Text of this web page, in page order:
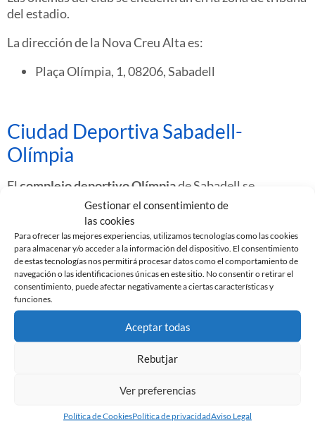
Gestionar el consentimiento de
las cookies
Para ofrecer las mejores experiencias, utilizamos tecnologías como las cookies
para almacenar y/o acceder a la información del dispositivo. El consentimiento
de estas tecnologías nos permitirá procesar datos como el comportamiento de
navegación o las identificaciones únicas en este sitio. No consentir o retirar el
consentimiento, puede afectar negativamente a ciertas características y
funciones.
Aceptar todas
Rebutjar
Ver preferencias
Política de CookiesPolítica de privacidadAviso Legal
del estadio.
La dirección de la Nova Creu Alta es:
Plaça Olímpia, 1, 08206, Sabadell
Ciudad Deportiva Sabadell-
Olímpia
El complejo deportivo Olímpiade Sabadell se
encuentra situado en la calle de l’Apúlia, delante de
l’Estadi Municipal de la Nova Creu Alta.
Los equipos del Fútbol Base del CE Sabadell disputan
los partidos en Olímpia. Las instalaciones cuentan con
tres campos de fútbol de cesped artificial (dos de
fútbol-11 y uno de fútbol-7), piscina, bar y un edificio de
servicios y vestuarios.
La dirección de Olímpia es:
Carrer de l’Apúlia, 40, 08206, Sabadell